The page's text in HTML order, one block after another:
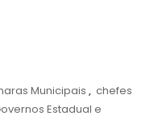
Municipais , chefes
Estadual e